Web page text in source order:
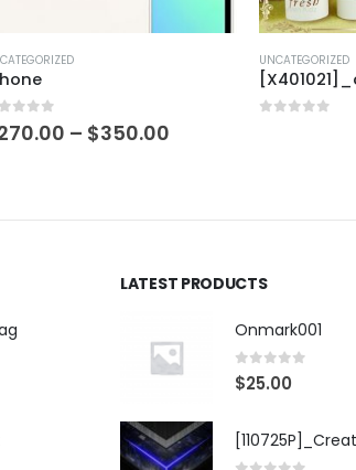
out of 5 – $350.00
UNCATEGORIZED
LATEST PRODUCTS
Onmark001
0 out of 5
$25.00